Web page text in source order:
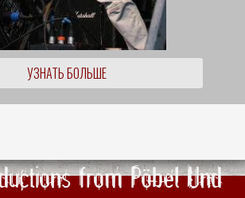
УЗНАТЬ БОЛЬШЕ
from Pöbel Und